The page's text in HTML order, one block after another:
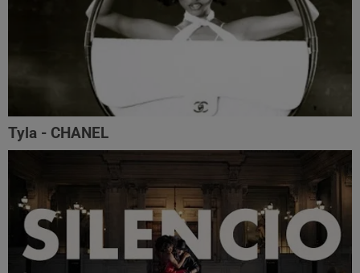
Tyla - CHANEL